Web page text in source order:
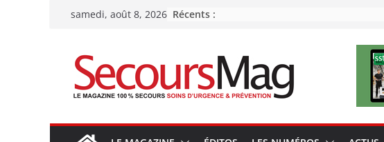
Passersamedi, août 8, 2026 Récents :